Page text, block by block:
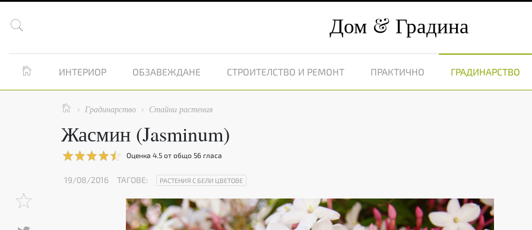
 Дом Градина
 ИНТЕРИОР ОБЗАВЕЖДАНЕ СТРОИТЕЛСТВО И РЕМОНТ ПРАКТИЧНО ГРАДИНАРСТВО
  Градинарство  Стайни растения
Жасмин (Jasminum)
Оценка 4.5от общо 56гласа
19/08/2016 ТАГОВЕ: РАСТЕНИЯ С БЕЛИ ЦВЕТОВЕ